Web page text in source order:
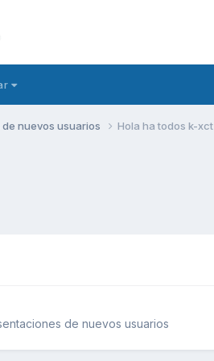
nuevos usuarios Hola ha todos k-xct
de nuevos usuarios